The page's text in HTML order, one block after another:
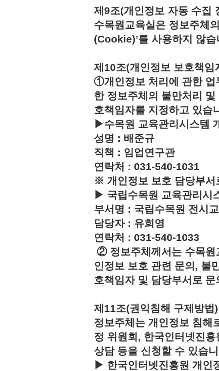
제9조(개인정보 자동 수집
수목원교육실은 정보주체
(Cookie)’를 사용하지 않습
제10조(개인정보 보호책임
①개인정보 처리에 관한 업
한 정보주체의 불만처리
호책임자를 지정하고 있습
▶수목원 교육관리시스템
성명 : 배준규
직책 : 임업연구관
연락처 : 031-540-1031
※ 개인정보 보호 담당부서
▶ 국립수목원 교육관리시
부서명 : 국립수목원 전시
담당자 : 유희영
연락처 : 031-540-1033
② 정보주체께서는 수목원
인정보 보호 관련 문의, 불
호책임자 및 담당부서로
제11조(권익침해 구제방법)
정보주체는 개인정보 침해
정 위원회, 한국인터넷진
상담 등을 신청할 수 있습
▶ 한국인터넷진흥원 개인